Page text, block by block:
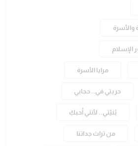
والأسرة
الإسلام
مرايا الأسرة
حريتي في.. حجابي
بُنيّتي.. لأنني أحبكِ
من تراث جداتنا